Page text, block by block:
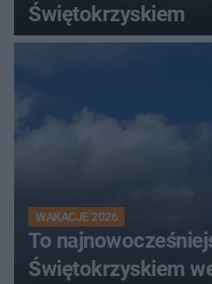
Świętokrzyskiem
WAKACJE 2026
To
Świętokrzyskiem